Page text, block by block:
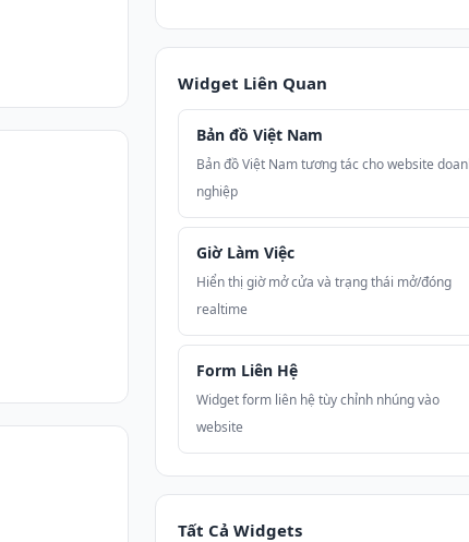
Widget Liên Quan
Bản đồ Việt Nam
Bản đồ Việt Nam tương tác cho website
nghiệp
Giờ Làm Việc
Hiển thị giờ mở cửa và trạng thái mở/đóng
realtime
Form Liên Hệ
Widget form liên hệ tùy chỉnh nhúng vào
website
Tất Cả Widgets